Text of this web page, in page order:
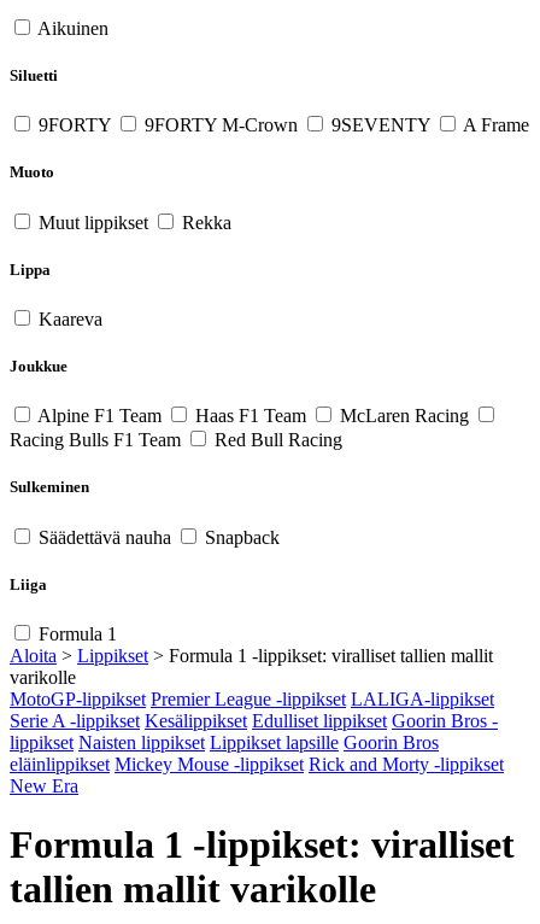
Aikuinen
Siluetti
9FORTY 9FORTY M-Crown 9SEVENTY A Frame
Muoto
Muut lippikset Rekka
Lippa
Kaareva
Joukkue
Alpine F1 Team Haas F1 Team
McLaren Racing
Racing Bulls F1 Team
Red Bull Racing
Sulkeminen
Säädettävä nauha Snapback
Liiga
Formula 1
Aloita > Lippikset > Formula 1 -lippikset: viralliset tallien mallit
varikolle
MotoGP-lippikset Premier League -lippikset LALIGA-lippikset
Serie A -lippikset Kesälippikset Edulliset lippikset Goorin Bros -
lippikset Naisten lippikset Lippikset lapsille Goorin Bros
eläinlippikset Mickey Mouse -lippikset Rick and Morty -lippikset
New Era
Formula 1 -lippikset: viralliset
tallien mallit varikolle